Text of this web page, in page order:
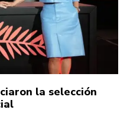
la selección